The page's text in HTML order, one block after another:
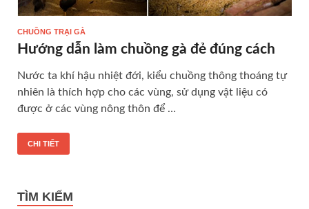
CHUỒNG TRẠI GÀ
Hướng dẫn làm chuồng gà đẻ đúng cách
Nước ta khí hậu nhiệt đới, kiểu chuồng thông thoáng tự
nhiên là thích hợp cho các vùng, sử dụng vật liệu có
được ở các vùng nông thôn để …
CHI TIẾT
TÌM KIẾM